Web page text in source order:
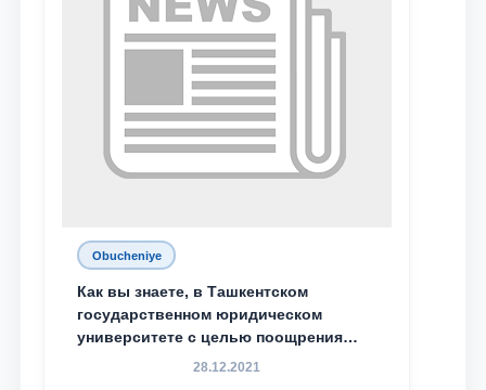
Obucheniye
Как вы знаете, в Ташкентском
государственном юридическом
университете с целью поощрения
талантливых, активных и
28.12.2021